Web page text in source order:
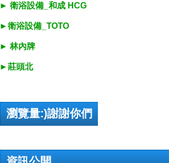
► 衛浴設備_ 和成 HCG
►衛浴設備_ TOTO
► 林內牌
►莊頭北
瀏覽量:)謝謝你們